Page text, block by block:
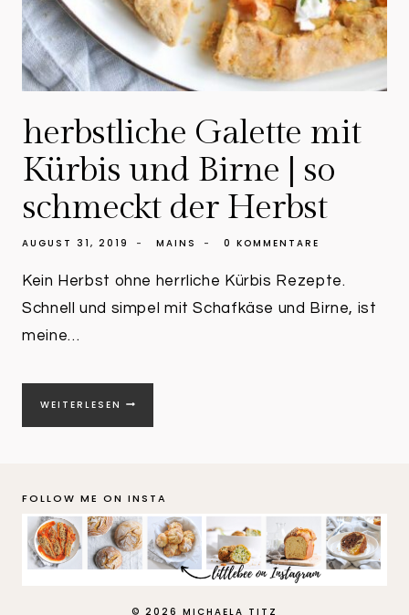
herbstliche Galette mit
Kürbis und Birne | so
schmeckt der Herbst
AUGUST 31, 2019 MAINS 0 KOMMENTARE
Kein Herbst ohne herrliche Kürbis Rezepte.
Schnell und simpel mit Schafkäse und Birne, ist
meine…
WEITERLESEN HERBSTLICHE
SO
SCHMECKT
DER
HERBST
FOLLOW ME ON INSTA
© 2026 MICHAELA TITZ